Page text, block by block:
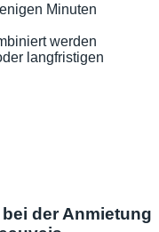
Minuten
werden
langfristigen
der Anmietung